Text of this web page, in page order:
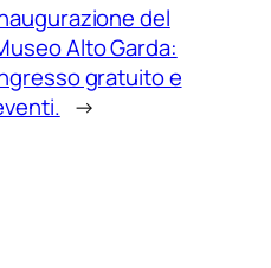
del
Alto Garda:
gratuito e
→